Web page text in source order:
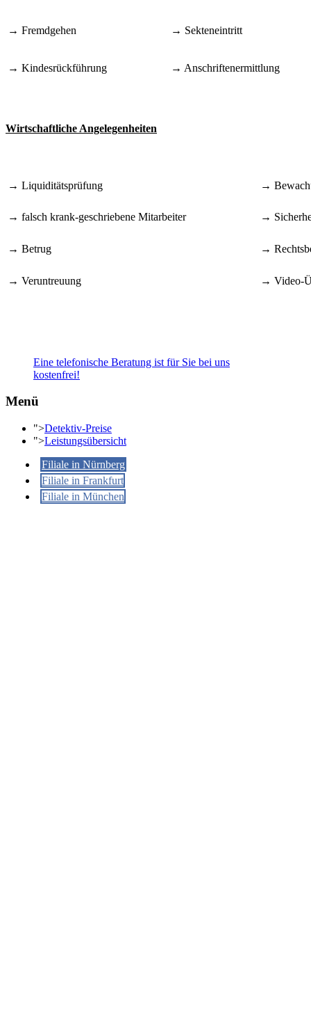
→ Fremdgehen → Sekteneintritt
→ Kindesrückführung → Anschriftenermittlung
Wirtschaftliche Angelegenheiten
→ Liquiditätsprüfung →
→ falsch krank-geschriebene Mitarbeiter →
→ Betrug →
→ Veruntreuung → Video-
Eine telefonische Beratung ist für Sie bei uns
kostenfrei!
Menü
">Detektiv-Preise
">Leistungsübersicht
Filiale in Nürnberg
Filiale in Frankfurt
Filiale in München